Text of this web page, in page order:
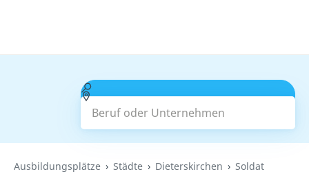
Beruf oder Unternehmen
Suchen
Ausbildungsplätze Städte Dieterskirchen Soldat